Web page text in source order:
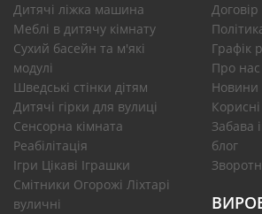
Дитячі ліжка машина
Меблі в дитячу кімнату
Сухий басейн та м'які
модулі
Шведські стінки дітям
Дитячі гірки для вулиці
Сенсорна кімната
Реабілітація
Ігри Цікаві Іграшки
Смітники Огорожі Ліхтарі
вуличні
Графік
Про нас
Новини
Забава
блог